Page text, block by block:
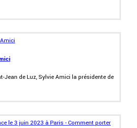
Jean de Luz, Sylvie Amici la présidente de